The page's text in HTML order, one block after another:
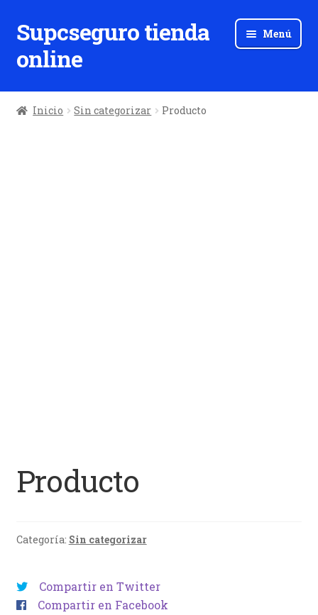
Ir
a
la
Ir
al
contenido
Supcseguro tienda
online
Menú
Inicio Sin categorizar Producto
Producto
Categoría: Sin categorizar
Compartir en Twitter
Compartir en Facebook